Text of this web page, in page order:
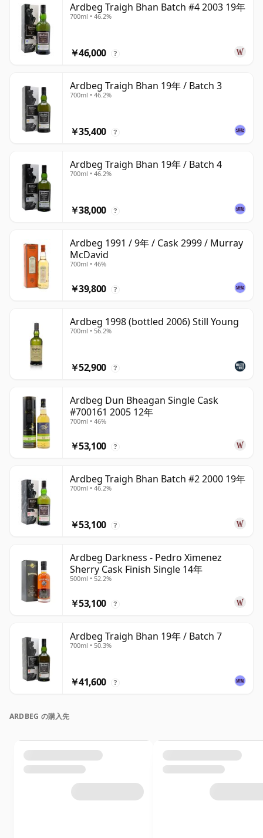
Ardbeg Traigh Bhan Batch #4 2003 19年
700ml • 46.2%
￥46,000 ?
Ardbeg Traigh Bhan 19年 / Batch 3
700ml • 46.2%
￥35,400 ?
Ardbeg Traigh Bhan 19年 / Batch 4
700ml • 46.2%
￥38,000 ?
Ardbeg 1991 / 9年 / Cask 2999 / Murray
McDavid
700ml • 46%
￥39,800 ?
Ardbeg 1998 (bottled 2006) Still Young
700ml • 56.2%
￥52,900 ?
Ardbeg Dun Bheagan Single Cask
#700161 2005 12年
700ml • 46%
￥53,100 ?
Ardbeg Traigh Bhan Batch #2 2000 19年
700ml • 46.2%
￥53,100 ?
Ardbeg Darkness - Pedro Ximenez
Sherry Cask Finish Single 14年
500ml • 52.2%
￥53,100 ?
Ardbeg Traigh Bhan 19年 / Batch 7
700ml • 50.3%
￥41,600 ?
ARDBEG の購入先